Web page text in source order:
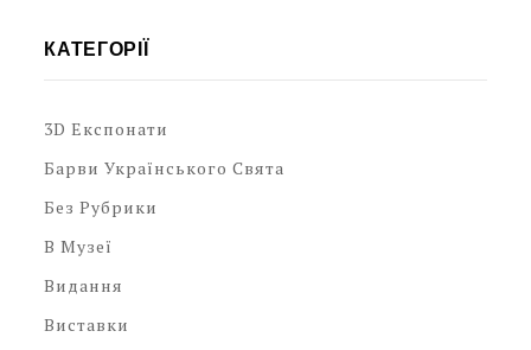
КАТЕГОРІЇ
3D Експонати
Барви Українського Свята
Без Рубрики
В Музеї
Видання
Виставки